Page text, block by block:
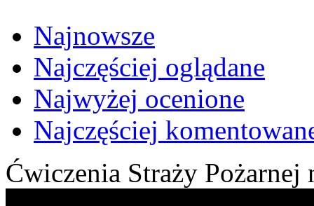
Najnowsze
Najczęściej oglądane
Najwyżej ocenione
Najczęściej
Ćwiczenia Straży Pożarnej